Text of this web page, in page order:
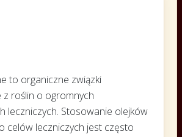
to organiczne związki
roślin o ogromnych
leczniczych. Stosowanie olejków
celów leczniczych jest często